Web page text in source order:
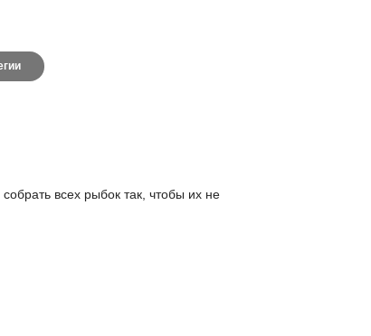
всех рыбок так, чтобы их не